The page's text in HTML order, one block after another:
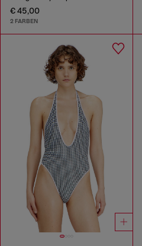
€ 45,00
2 FARBEN